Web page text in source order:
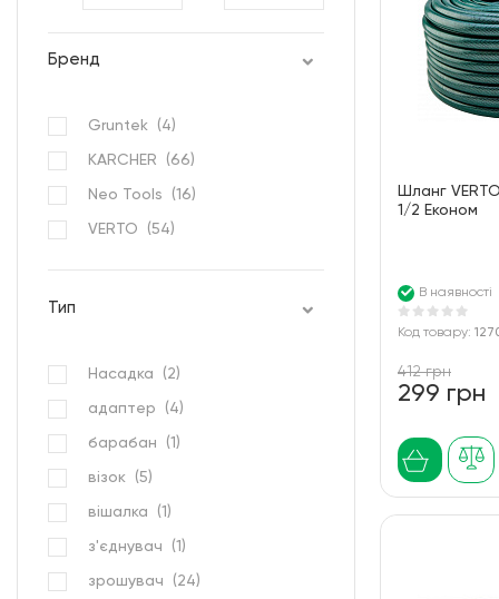
Бренд
Gruntek (4)
KARCHER (66)
Neo Tools (16)
VERTO (54)
Тип
Насадка (2)
адаптер (4)
барабан (1 )
візок (5)
вішалка (1 )
з'єднувач (1 )
зрошувач (24)
Шланг
1/2 Економ
В наявності
Код товару:
412 грн
299 грн